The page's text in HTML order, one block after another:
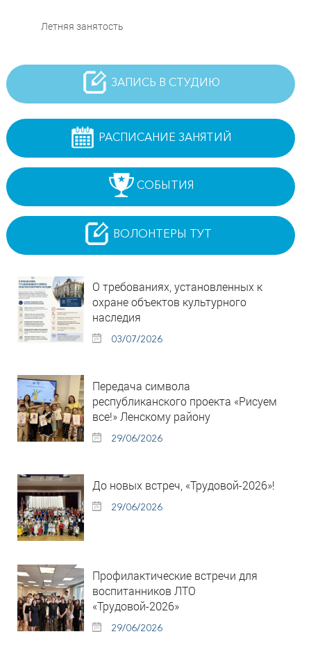
Летняя занятость
ЗАПИСЬ В СТУДИЮ
РАСПИСАНИЕ ЗАНЯТИЙ
СОБЫТИЯ
ВОЛОНТЕРЫ ТУТ
О требованиях, установленных к
охране объектов культурного
наследия
03/07/2026
Передача символа
республиканского проекта «Рисуем
все!» Ленскому району
29/06/2026
До новых встреч, «Трудовой-2026»!
29/06/2026
Профилактические встречи для
воспитанников ЛТО
«Трудовой-2026»
29/06/2026